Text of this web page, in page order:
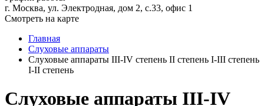
г. Москва, ул. Электродная, дом 2, с.33, офис 1
Смотреть на карте
Главная
Слуховые аппараты
Слуховые аппараты III-IV степень II степень I-III степень
I-II степень
Слуховые аппараты III-IV